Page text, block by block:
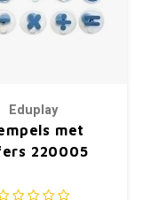
Eduplay
met
220005